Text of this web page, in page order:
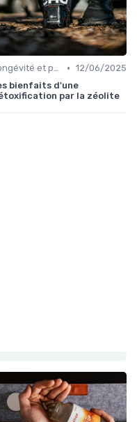
Longévité et prévention • 12/06/2025
bienfaits d'une
par la zéolite